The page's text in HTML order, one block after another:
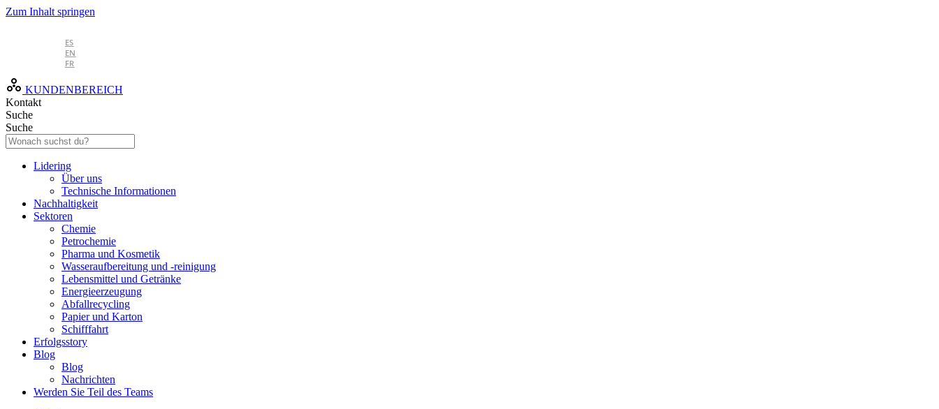
Zum Inhalt springen
ES
EN
FR
KUNDENBEREICH
Kontakt
Suche
Suche
Lidering
Über uns
Technische Informationen
Nachhaltigkeit
Sektoren
Chemie
Petrochemie
Pharma und Kosmetik
Wasseraufbereitung und -reinigung
Lebensmittel und Getränke
Energieerzeugung
Abfallrecycling
Papier und Karton
Schifffahrt
Erfolgsstory
Blog
Blog
Nachrichten
Werden Sie Teil des Teams